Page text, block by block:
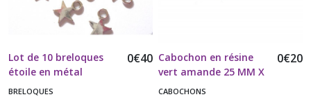
Lot de 10 breloques
étoile en métal
argenté
0€40
BRELOQUES
Cabochon en résine
vert amande 25 MM X
18 MM vendu à l'unité
0€20
CABOCHONS